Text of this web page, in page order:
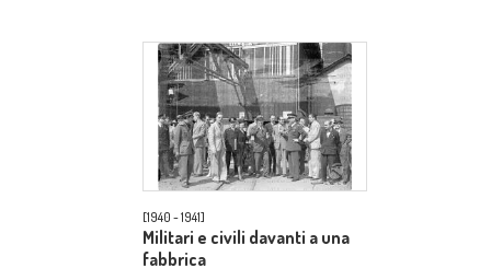
[1940 - 1941]
Militari e civili davanti a una
fabbrica